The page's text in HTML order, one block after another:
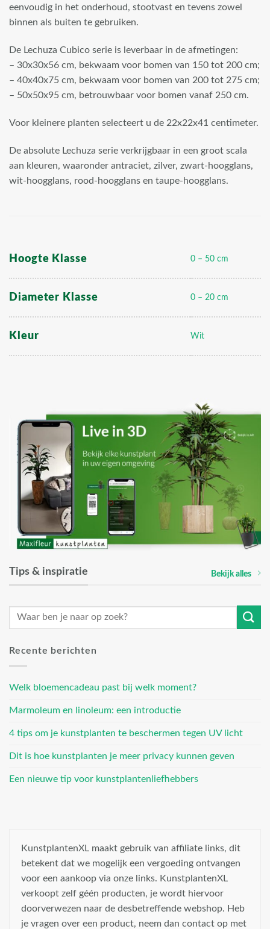
eenvoudig in het onderhoud, stootvast en tevens zowel
binnen als buiten te gebruiken.
De Lechuza Cubico serie is leverbaar in de afmetingen:
– 30x30x56 cm, bekwaam voor bomen van 150 tot 200 cm;
– 40x40x75 cm, bekwaam voor bomen van 200 tot 275 cm;
– 50x50x95 cm, betrouwbaar voor bomen vanaf 250 cm.
Voor kleinere planten selecteert u de 22x22x41 centimeter.
De absolute Lechuza serie verkrijgbaar in een groot scala
aan kleuren, waaronder antraciet, zilver, zwart-hoogglans,
wit-hoogglans, rood-hoogglans en taupe-hoogglans.
Hoogte Klasse 0 – 50 cm
Diameter Klasse 0 – 20 cm
Kleur Wit
Tips & inspiratie Bekijk alles
Recente berichten
Welk bloemencadeau past bij welk moment?
Marmoleum en linoleum: een introductie
4 tips om je kunstplanten te beschermen tegen UV licht
Dit is hoe kunstplanten je meer privacy kunnen geven
Een nieuwe tip voor kunstplantenliefhebbers
KunstplantenXL maakt gebruik van affiliate links, dit
betekent dat we mogelijk een vergoeding ontvangen
voor een aankoop via onze links. KunstplantenXL
verkoopt zelf géén producten, je wordt hiervoor
doorverwezen naar de desbetreffende webshop. Heb
je vragen over een product, neem dan contact op met